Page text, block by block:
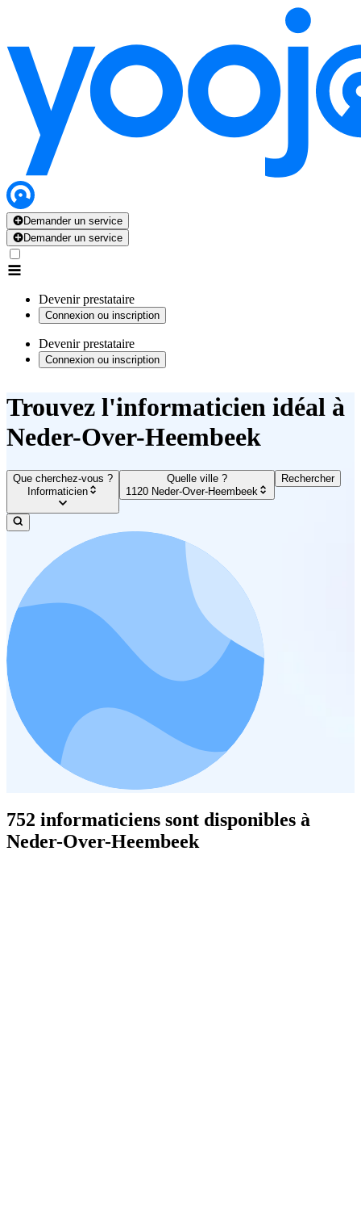
Demander un service
Demander un service
Devenir prestataire
Connexion ou inscription
Devenir prestataire
Connexion ou inscription
Trouvez l'informaticien idéal à
Neder-Over-Heembeek
Que cherchez-vous ?
Informaticien
Quelle ville ?
1120 Neder-Over-Heembeek
Rechercher
752 informaticiens sont disponibles à
Neder-Over-Heembeek